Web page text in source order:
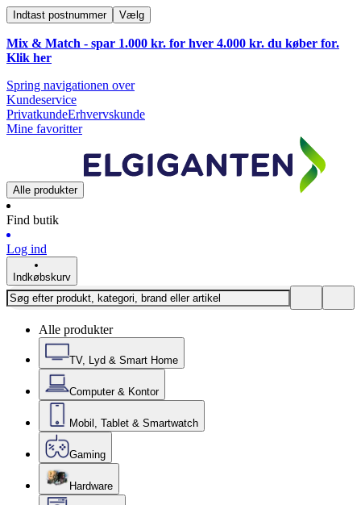
Indtast postnummer Vælg
Mix & Match - spar 1.000 kr. for hver 4.000 kr. du køber for.
Klik her
Spring navigationen over
Kundeservice
PrivatkundeErhvervskunde
Mine favoritter
Alle produkter
Find butik
Log ind
Indkøbskurv
Alle produkter
TV, Lyd & Smart Home
Computer & Kontor
Mobil, Tablet & Smartwatch
Gaming
Hardware